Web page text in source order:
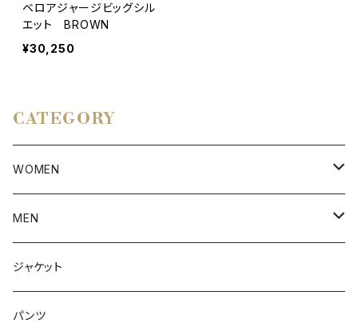
ベロアジャージビッグシル
エット BROWN
¥30,250
CATEGORY
WOMEN
アウター
ボトムス
トップス
MEN
アウター
インナー
ジャケット
パンツ